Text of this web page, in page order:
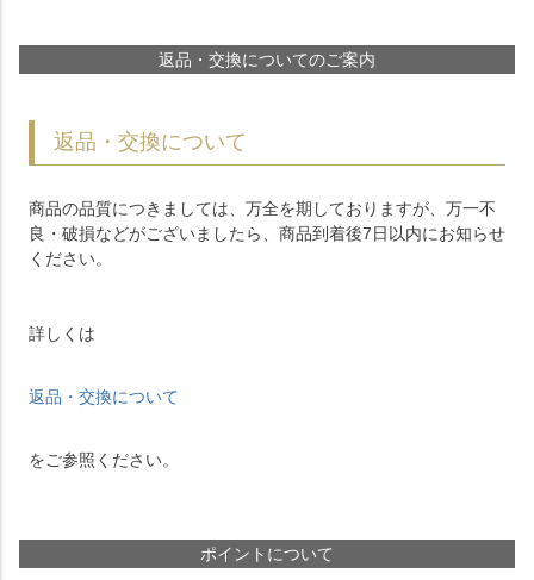
返品・交換についてのご案内
返品・交換について
商品の品質につきましては、万全を期しておりますが、万一不
良・破損などがございましたら、商品到着後7日以内にお知らせ
ください。
詳しくは
返品・交換について
をご参照ください。
ポイントについて